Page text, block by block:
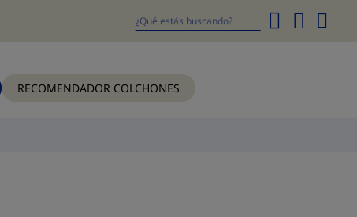
RECOMENDADOR COLCHONES